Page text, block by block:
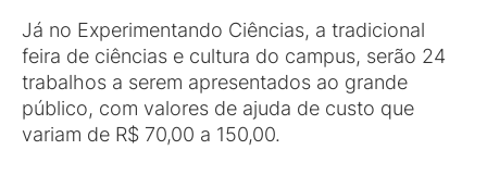
Já no Experimentando Ciências, a tradicional
feira de ciências e cultura do campus, serão 24
trabalhos a serem apresentados ao grande
público, com valores de ajuda de custo que
variam de R$ 70,00 a 150,00.